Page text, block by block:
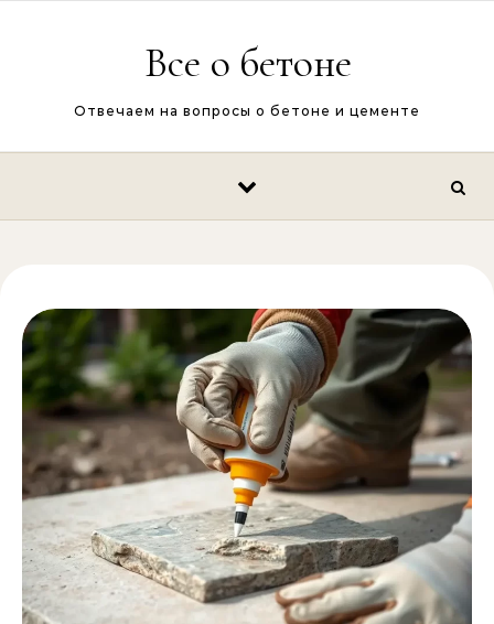
Все о бетоне
Отвечаем на вопросы о бетоне и цементе